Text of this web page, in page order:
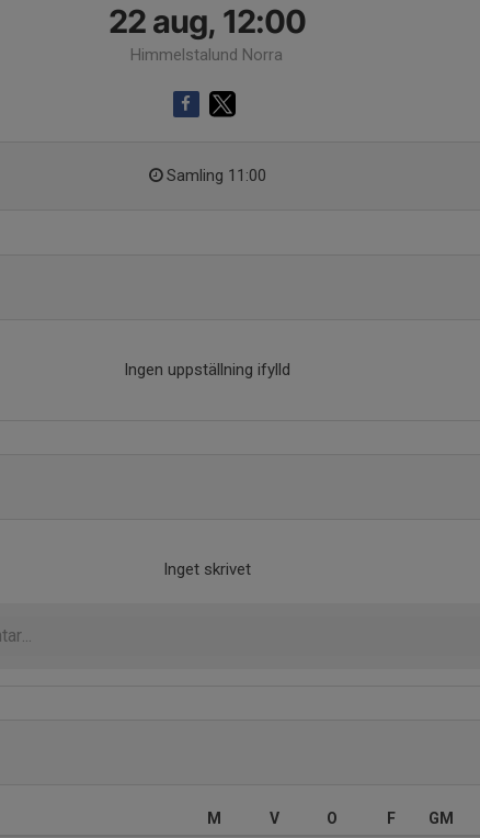
22 aug, 12:00
Himmelstalund Norra
Samling 11:00
Ingen uppställning ifylld
Inget skrivet
M V O F GM